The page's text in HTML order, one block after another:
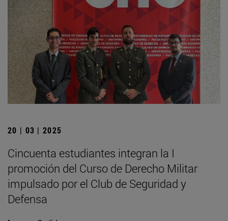
20 | 03 | 2025
Cincuenta estudiantes integran la I
promoción del Curso de Derecho Militar
impulsado por el Club de Seguridad y
Defensa